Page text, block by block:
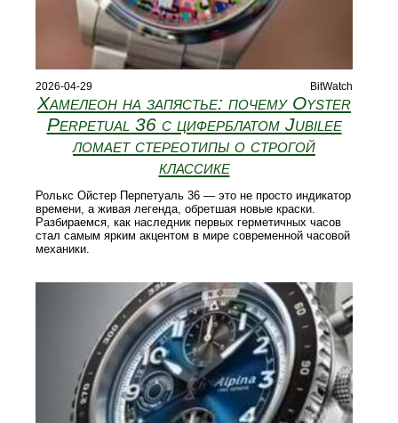
2026-04-29 BitWatch
Хамелеон на запястье: почему Oyster
Perpetual 36 с циферблатом Jubilee
ломает стереотипы о строгой
классике
Ролькс Ойстер Перпетуаль 36 — это не просто индикатор
времени, а живая легенда, обретшая новые краски.
Разбираемся, как наследник первых герметичных часов
стал самым ярким акцентом в мире современной часовой
механики.